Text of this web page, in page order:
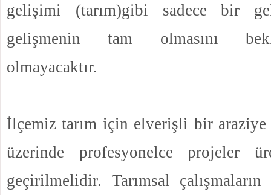
gelişimi (tarım)gibi sadece bir
gelişmenin tam olmasını
olmayacaktır.
İlçemiz tarım için elverişli bir
üzerinde profesyonelce projeler
geçirilmelidir. Tarımsal